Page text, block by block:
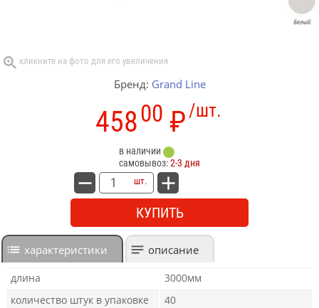
Бренд: Grand Line
/шт.
45800 ₽
в наличии
самовывоз:2-3 дня
шт.
КУПИТЬ
характеристики описание
длина
3000мм
количество штук в упаковке
40